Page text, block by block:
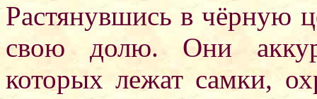
Растянувшись в чёрную
свою долю. Они
которых лежат самки,